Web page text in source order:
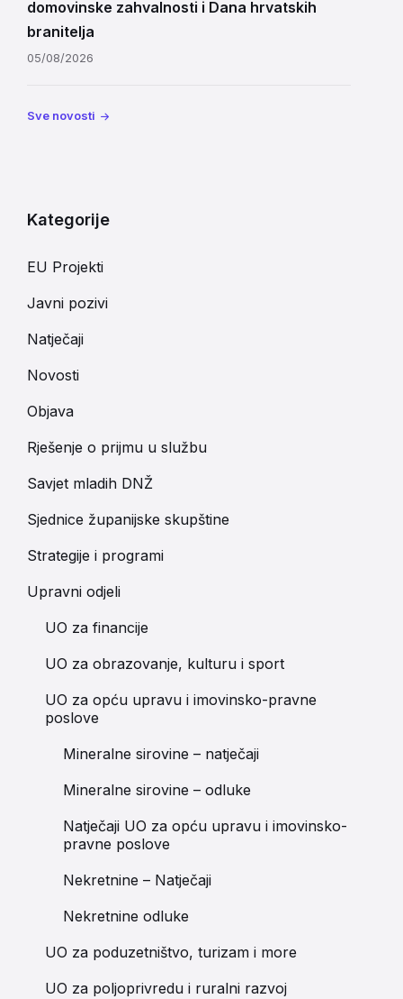
domovinske zahvalnosti i Dana hrvatskih
branitelja
05/08/2026
Sve novosti
Kategorije
EU Projekti
Javni pozivi
Natječaji
Novosti
Objava
Rješenje o prijmu u službu
Savjet mladih DNŽ
Sjednice županijske skupštine
Strategije i programi
Upravni odjeli
UO za financije
UO za obrazovanje, kulturu i sport
UO za opću upravu i imovinsko-pravne
poslove
Mineralne sirovine – natječaji
Mineralne sirovine – odluke
Natječaji UO za opću upravu i imovinsko-
pravne poslove
Nekretnine – Natječaji
Nekretnine odluke
UO za poduzetništvo, turizam i more
UO za poljoprivredu i ruralni razvoj